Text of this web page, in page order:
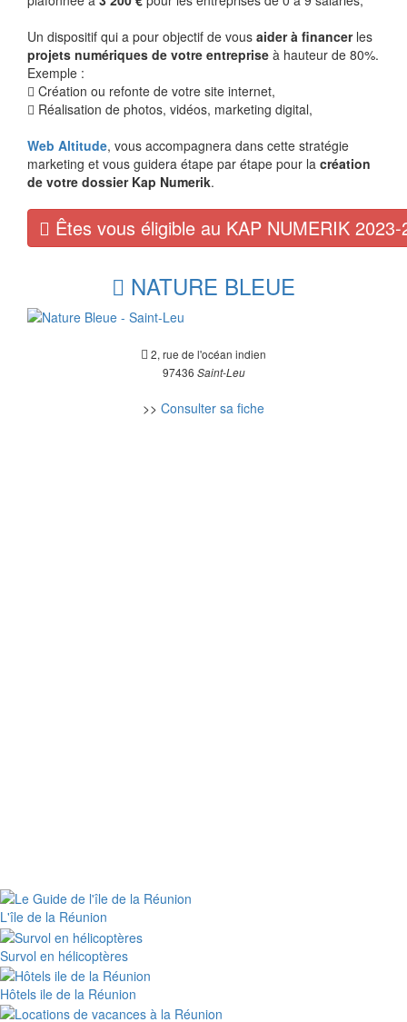
Un dispositif qui a pour objectif de vous aider à financerles
projets numériques de votre entreprise à hauteur de 80%.
Exemple :
Création ou refonte de votre site internet,
Réalisation de photos, vidéos, marketing digital,
Web Altitude, vous accompagnera dans cette stratégie
marketing et vous guidera étape par étape pour la création
de votre dossier Kap Numerik.
Êtes vous éligible au KAP NUMERIK
NATURE BLEUE
2, rue de l'océan indien
97436 Saint-Leu
>> Consulter sa fiche
L'île de la Réunion
Survol en hélicoptères
Hôtels ile de la Réunion